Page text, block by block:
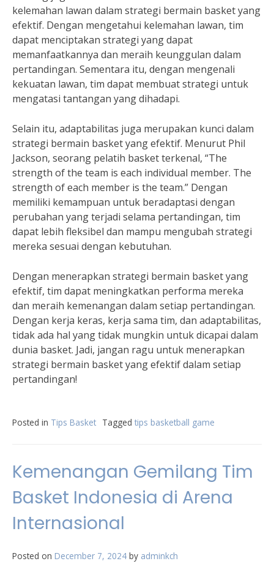
kelemahan lawan dalam strategi bermain basket yang
efektif. Dengan mengetahui kelemahan lawan, tim
dapat menciptakan strategi yang dapat
memanfaatkannya dan meraih keunggulan dalam
pertandingan. Sementara itu, dengan mengenali
kekuatan lawan, tim dapat membuat strategi untuk
mengatasi tantangan yang dihadapi.
Selain itu, adaptabilitas juga merupakan kunci dalam
strategi bermain basket yang efektif. Menurut Phil
Jackson, seorang pelatih basket terkenal, “The
strength of the team is each individual member. The
strength of each member is the team.” Dengan
memiliki kemampuan untuk beradaptasi dengan
perubahan yang terjadi selama pertandingan, tim
dapat lebih fleksibel dan mampu mengubah strategi
mereka sesuai dengan kebutuhan.
Dengan menerapkan strategi bermain basket yang
efektif, tim dapat meningkatkan performa mereka
dan meraih kemenangan dalam setiap pertandingan.
Dengan kerja keras, kerja sama tim, dan adaptabilitas,
tidak ada hal yang tidak mungkin untuk dicapai dalam
dunia basket. Jadi, jangan ragu untuk menerapkan
strategi bermain basket yang efektif dalam setiap
pertandingan!
Posted in Tips Basket Tagged tips basketball game
Kemenangan Gemilang Tim
Basket Indonesia di Arena
Internasional
Posted on December 7, 2024 by adminkch